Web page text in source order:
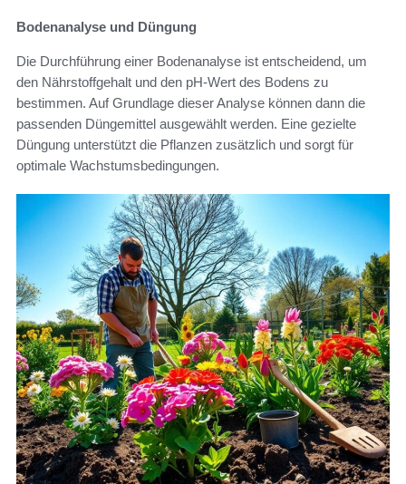
Bodenanalyse und Düngung
Die Durchführung einer Bodenanalyse ist entscheidend, um
den Nährstoffgehalt und den pH-Wert des Bodens zu
bestimmen. Auf Grundlage dieser Analyse können dann die
passenden Düngemittel ausgewählt werden. Eine gezielte
Düngung unterstützt die Pflanzen zusätzlich und sorgt für
optimale Wachstumsbedingungen.